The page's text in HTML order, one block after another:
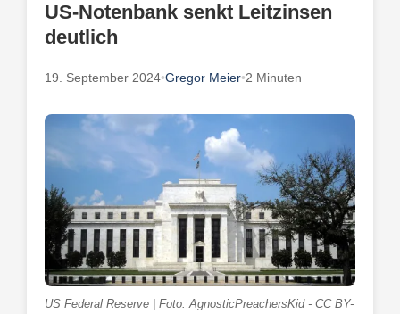
US-Notenbank senkt Leitzinsen
deutlich
19. September 2024•Gregor Meier•2 Minuten
US Federal Reserve | Foto: AgnosticPreachersKid - CC BY-